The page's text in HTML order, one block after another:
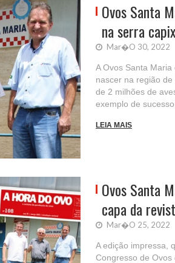
Ovos Santa
na serra
Mar�o 30, 2022
A Ovos Santa
nascer na região
de 2 milhões de
exemplo de
LEIA MAIS
Ovos Santa
capa da
Mar�o 25, 2022
A edição impressa,
Congresso de Ovos